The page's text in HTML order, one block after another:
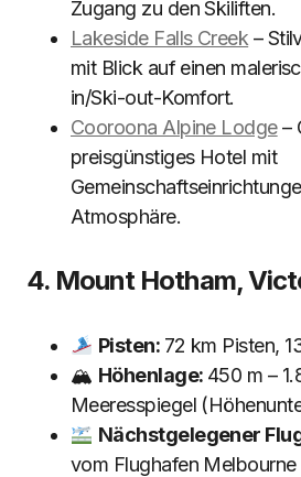
Zugang zu den Skiliften.
Lakeside Falls Creek –
mit Blick auf einen
in/Ski-out-Komfort.
Cooroona Alpine Lodge–
preisgünstiges Hotel mit
Atmosphäre.
4. Mount Hotham,
Pisten: 72 km Pisten,
🏔 Höhenlage: 450 m –
Meeresspiegel
Nächstgelegener
vom Flughafen Melbourne